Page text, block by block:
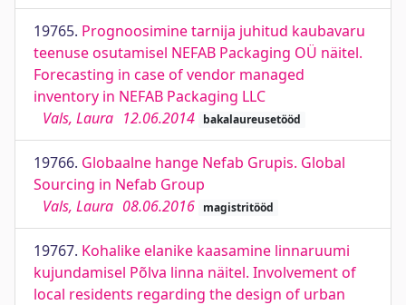
19765. Prognoosimine tarnija juhitud kaubavaru
teenuse osutamisel NEFAB Packaging OÜ näitel.
Forecasting in case of vendor managed
inventory in NEFAB Packaging LLC
Vals, Laura 12.06.2014 bakalaureusetööd
19766. Globaalne hange Nefab Grupis. Global
Sourcing in Nefab Group
Vals, Laura 08.06.2016 magistritööd
19767. Kohalike elanike kaasamine linnaruumi
kujundamisel Põlva linna näitel. Involvement of
local residents regarding the design of urban